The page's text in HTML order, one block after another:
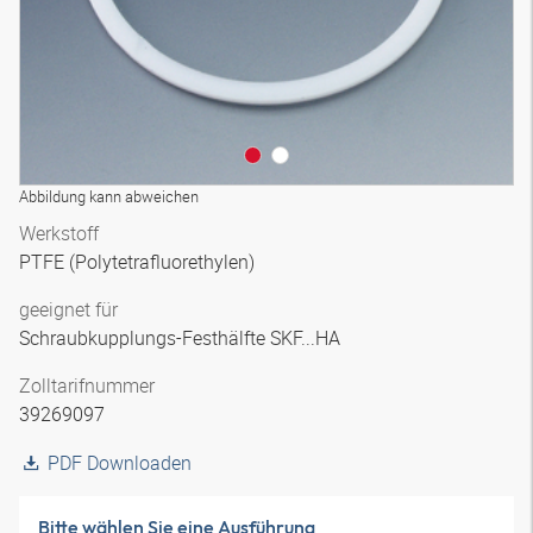
Abbildung kann abweichen
Werkstoff
PTFE (Polytetrafluorethylen)
geeignet für
Schraubkupplungs-Festhälfte SKF...HA
Zolltarifnummer
39269097
PDF Downloaden
Bitte wählen Sie eine Ausführung